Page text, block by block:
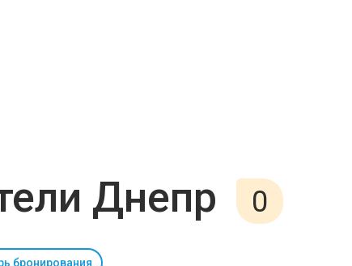
Днепр 0
бронирования